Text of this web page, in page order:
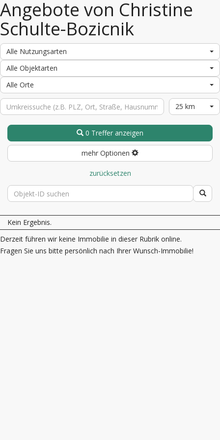
Angebote von Christine
Schulte-Bozicnik
Alle Nutzungsarten
Alle Objektarten
Alle Orte
25 km
0 Treffer anzeigen
mehr Optionen
zurücksetzen
Kein Ergebnis.
Derzeit führen wir keine Immobilie in dieser Rubrik online.
Fragen Sie uns bitte persönlich nach Ihrer Wunsch-Immobilie!